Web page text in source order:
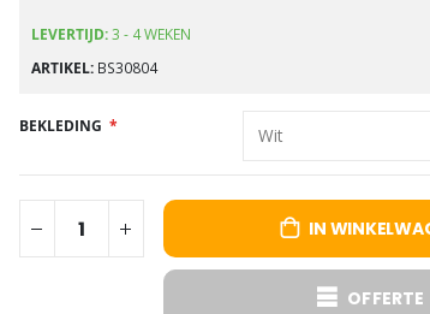
afbeeldingen-
LEVERTIJD:3 - 4 WEKEN
ARTIKEL BS30804
BEKLEDING
IN
OFFERTE